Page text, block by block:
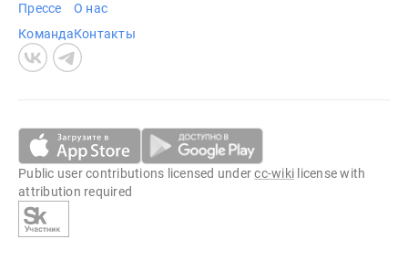
Прессе
Команда
О нас
Контакты
Public user contributions licensed undercc-wiki license with
attribution required